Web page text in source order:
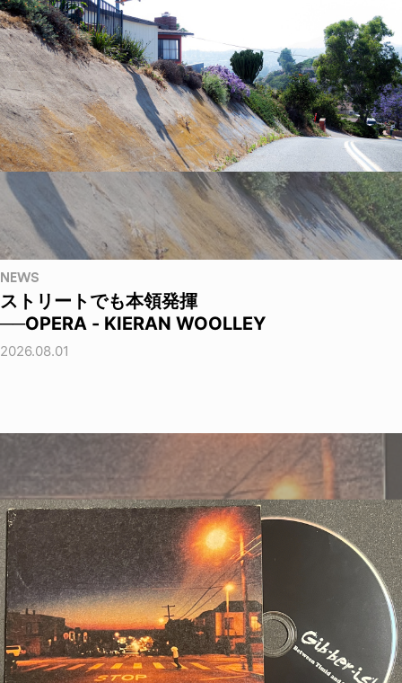
NEWS
ストリートでも本領発揮
──OPERA - KIERAN WOOLLEY
2026.08.01